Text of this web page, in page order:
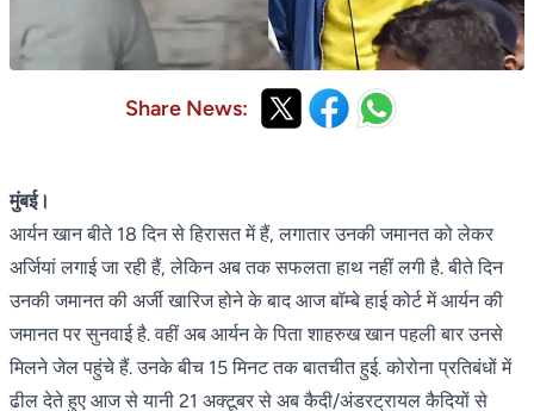
Share News:
मुंबई।
आर्यन खान बीते 18 दिन से हिरासत में हैं, लगातार उनकी जमानत को लेकर
अर्जियां लगाई जा रही हैं, लेकिन अब तक सफलता हाथ नहीं लगी है. बीते दिन
उनकी जमानत की अर्जी खारिज होने के बाद आज बॉम्बे हाई कोर्ट में आर्यन की
जमानत पर सुनवाई है. वहीं अब आर्यन के पिता शाहरुख खान पहली बार उनसे
मिलने जेल पहुंचे हैं. उनके बीच 15 मिनट तक बातचीत हुई.कोरोना प्रतिबंधों में
ढील देते हुए आज से यानी 21 अक्टूबर से अब कैदी/अंडरट्रायल कैदियों से